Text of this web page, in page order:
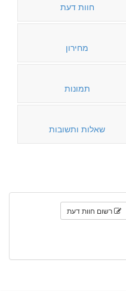
חוות דעת
מחירון
תמונות
שאלות ותשובות
רשום חוות דעת